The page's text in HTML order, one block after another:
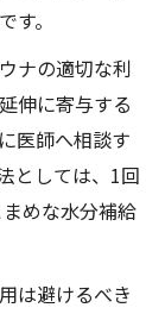
。
ナの適切な利
伸に寄与する
医師へ相談す
としては、1回
めな水分補給
は避けるべき